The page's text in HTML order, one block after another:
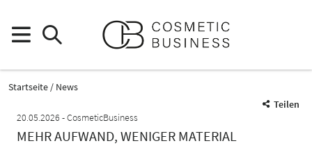
Startseite
News
Teilen
20.05.2026
CosmeticBusiness
MEHR AUFWAND, WENIGER MATERIAL